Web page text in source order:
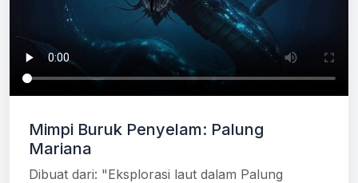
Mimpi Buruk Penyelam: Palung
Mariana
Dibuat dari: "Eksplorasi laut dalam Palung